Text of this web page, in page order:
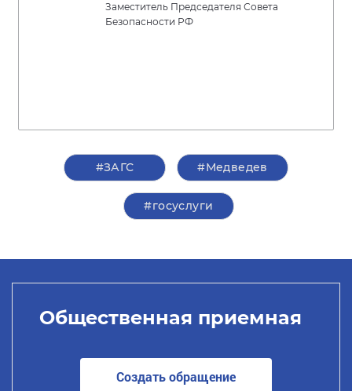
Заместитель Председателя Совета
Безопасности РФ
#ЗАГС #Медведев
#госуслуги
Общественная приемная
Создать обращение